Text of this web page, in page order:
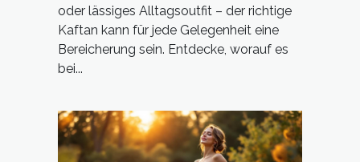
oder lässiges Alltagsoutfit – der richtige
Kaftan kann für jede Gelegenheit eine
Bereicherung sein. Entdecke, worauf es
bei...